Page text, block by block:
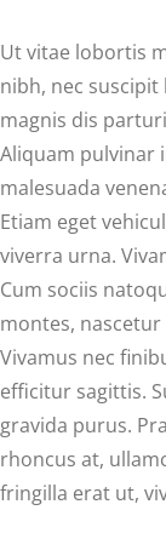
Ut vitae lobortis
nibh, nec
magnis dis
Aliquam pulvinar
malesuada
Etiam eget
viverra urna.
Cum sociis
montes,
Vivamus nec
efficitur sagittis.
gravida purus.
rhoncus at,
fringilla erat ut,